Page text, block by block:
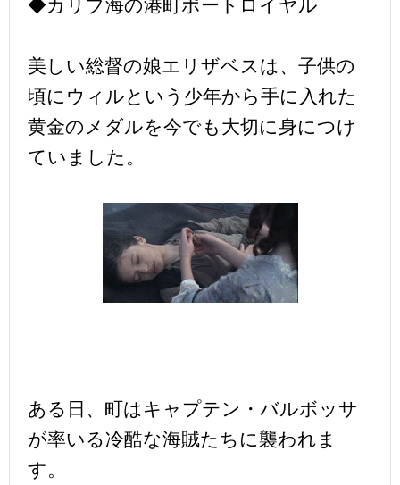
◆カリブ海の港町ポートロイヤル
美しい総督の娘エリザベスは、子供の
頃にウィルという少年から手に入れた
黄金のメダルを今でも大切に身につけ
ていました。
ある日、町はキャプテン・バルボッサ
が率いる冷酷な海賊たちに襲われま
す。